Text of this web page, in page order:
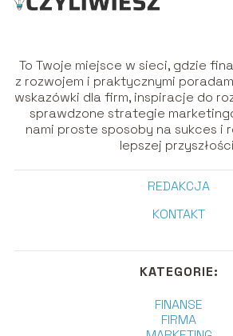
To Twoje miejsce w sieci, gdzie
z rozwojem i praktycznymi
wskazówki dla firm, inspiracje do
sprawdzone strategie
nami proste sposoby na sukces i
lepszej
REDAKCJA
KONTAKT
KATEGORIE:
FINANSE
FIRMA